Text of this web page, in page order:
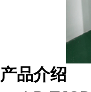
产品介绍